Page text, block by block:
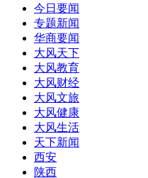
今日要闻
专题新闻
华商要闻
大风天下
大风教育
大风财经
大风文旅
大风健康
大风生活
天下新闻
西安
陕西